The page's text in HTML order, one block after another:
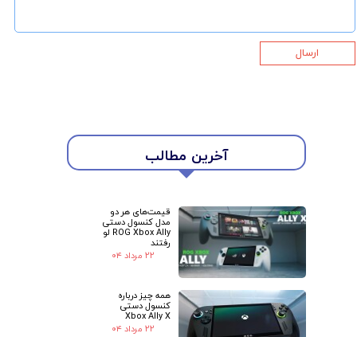
★
آخرین مطالب
قیمت‌های هر دو
مدل کنسول دستی
ROG Xbox Ally لو
رفتند
۲۲ مرداد ۰۴
همه چیز درباره
کنسول دستی
Xbox Ally X
۲۲ مرداد ۰۴
ارسال